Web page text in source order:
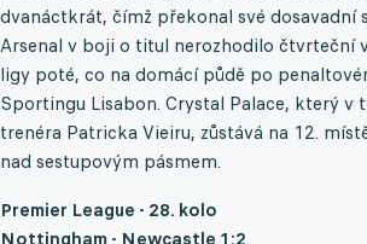
dvanáctkrát, čímž překonal své dosavadní
Arsenal v boji o titul nerozhodilo čtvrteční
ligy poté, co na domácí půdě po
Sportingu Lisabon. Crystal Palace, který v
trenéra Patricka Vieiru, zůstává na 12.
nad sestupovým pásmem.
Premier League - 28. kolo
Nottingham - Newcastle 1:2